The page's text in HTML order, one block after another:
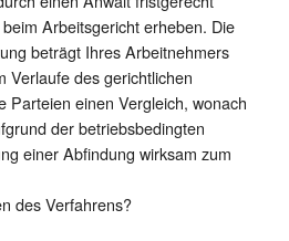
Arbeitsgericht erheben. Die
beträgt Ihres Arbeitnehmers
Verlaufe des gerichtlichen
Parteien einen Vergleich, wonach
der betriebsbedingten
einer Abfindung wirksam zum
des Verfahrens?